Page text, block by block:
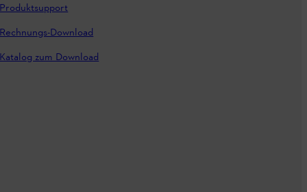
Produktsupport
Rechnungs-Download
Katalog zum Download